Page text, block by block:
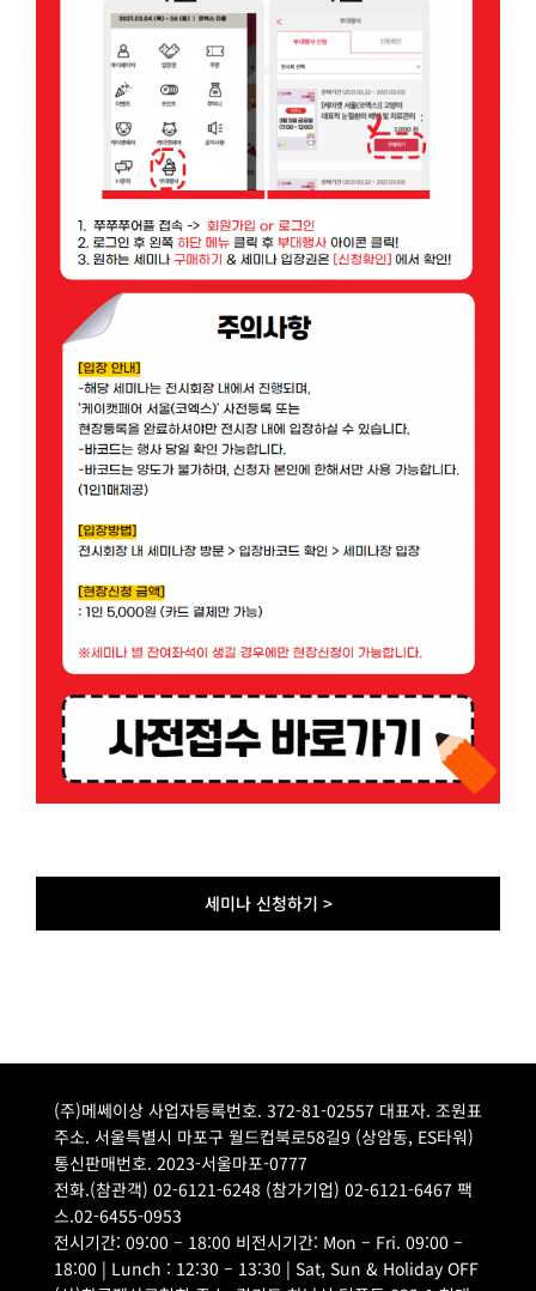
세미나 신청하기 >
(주)메쎄이상 사업자등록번호. 372-81-02557 대표자. 조원표
주소. 서울특별시 마포구 월드컵북로58길9 (상암동, ES타워)
통신판매번호. 2023-서울마포-0777
전화.(참관객) 02-6121-6248 (참가기업) 02-6121-6467 팩
스.02-6455-0953
전시기간: 09:00 – 18:00 비전시기간: Mon – Fri. 09:00 –
18:00 | Lunch : 12:30 – 13:30 | Sat, Sun & Holiday OFF